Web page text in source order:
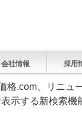
会社情報 採用
格.com、リニュ
示する新検索機